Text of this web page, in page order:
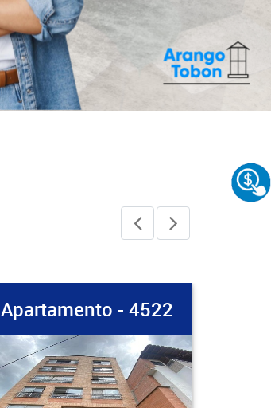
Apartamento - 4217